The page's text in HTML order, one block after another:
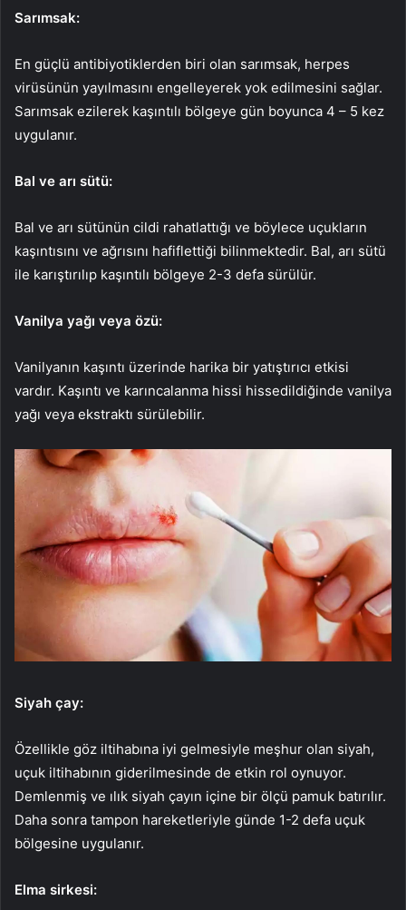
Sarımsak:
En güçlü antibiyotiklerden biri olan sarımsak, herpes
virüsünün yayılmasını engelleyerek yok edilmesini sağlar.
Sarımsak ezilerek kaşıntılı bölgeye gün boyunca 4 – 5 kez
uygulanır.
Bal ve arı sütü:
Bal ve arı sütünün cildi rahatlattığı ve böylece uçukların
kaşıntısını ve ağrısını hafiflettiği bilinmektedir. Bal, arı sütü
ile karıştırılıp kaşıntılı bölgeye 2-3 defa sürülür.
Vanilya yağı veya özü:
Vanilyanın kaşıntı üzerinde harika bir yatıştırıcı etkisi
vardır. Kaşıntı ve karıncalanma hissi hissedildiğinde vanilya
yağı veya ekstraktı sürülebilir.
Siyah çay:
Özellikle göz iltihabına iyi gelmesiyle meşhur olan siyah,
uçuk iltihabının giderilmesinde de etkin rol oynuyor.
Demlenmiş ve ılık siyah çayın içine bir ölçü pamuk batırılır.
Daha sonra tampon hareketleriyle günde 1-2 defa uçuk
bölgesine uygulanır.
Elma sirkesi: